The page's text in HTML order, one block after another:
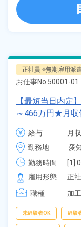
正社員 ※無期雇用派
お仕事No. 50001-01
【最短当日内定
～466万円★月
完備！寮費6割
休み＆年間休日
業！《愛知県豊
給与
月
給
勤務地
愛
勤務時間
[1]
[2]
[3]
雇用形態
正
職種
加工
ー
未経験者OK 経験